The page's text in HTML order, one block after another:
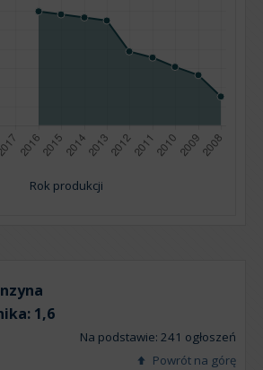
Rok produkcji
1,6
Na podstawie: 241 ogłoszeń
Powrót na górę